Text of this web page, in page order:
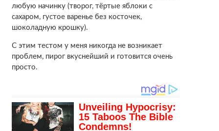
любую начинку (творог, тёртые яблоки с
сахаром, густое варенье без косточек,
шоколадную крошку).
С этим тестом у меня никогда не возникает
проблем, пирог вкуснейший и готовится очень
просто.